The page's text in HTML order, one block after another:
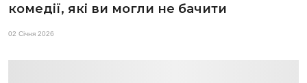
комедії, які ви могли не бачити
02 Січня 2026